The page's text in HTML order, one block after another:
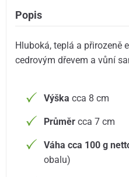
Popis
Hluboká, teplá a přirozeně
cedrovým dřevem a vůní
Výška cca 8 cm
Průměr cca 7 cm
Váha cca 100 g
obalu)